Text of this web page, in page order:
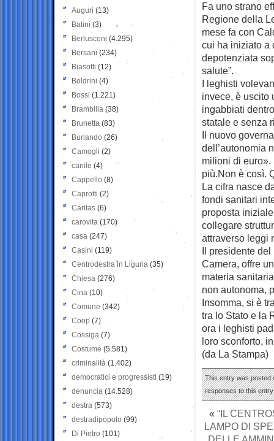
Fa uno strano
Regione della
mese fa con
cui ha iniziato a
depotenziata
salute”.
I leghisti
invece, è uscito
ingabbiati
statale e senza
Il nuovo
dell’autonomia
milioni di
più.Non è così.
La cifra nasce
fondi sanitari
proposta
collegare
attraverso leggi
Il presidente
Camera, offre
materia
non autonoma,
Insomma, si è
tra lo Stato e la
ora i leghisti
loro sconforto,
(da La Stampa)
This entry was posted
responses to this
« “IL
LAMPO DI
Auguri (13)
Batini (3)
Berlusconi (4.295)
Bersani (234)
Biasotti (12)
Boldrini (4)
Bossi (1.221)
Brambilla (38)
Brunetta (83)
Burlando (26)
Camogli (2)
canile (4)
Cappello (8)
Caprotti (2)
Caritas (6)
carovita (170)
casa (247)
Casini (119)
Centrodestra in Liguria (35)
Chiesa (276)
Cina (10)
Comune (342)
Coop (7)
Cossiga (7)
Costume (5.581)
criminalità (1.402)
democratici e progressisti (19)
denuncia (14.528)
destra (573)
destradipopolo (99)
Di Pietro (101)